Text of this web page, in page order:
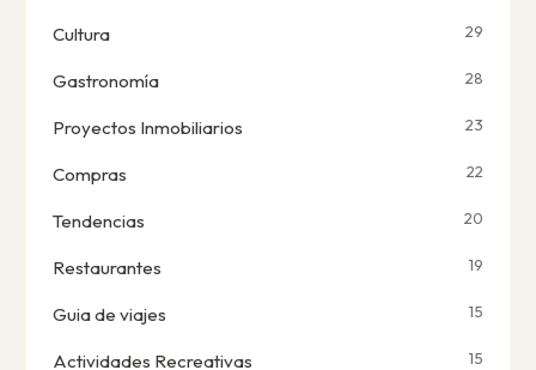
Cultura 29
Gastronomía 28
Proyectos Inmobiliarios 23
Compras 22
Tendencias 20
Restaurantes 19
Guia de viajes 15
Actividades Recreativas 15